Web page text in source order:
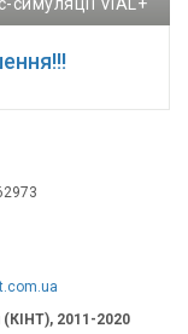
симуляції ViAL+
(КІНТ), 2011-2020